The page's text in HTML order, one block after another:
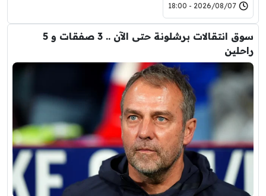
2026/08/07 - 18:00
سوق انتقالات برشلونة حتى الآن .. 3 صفقات و 5
راحلين